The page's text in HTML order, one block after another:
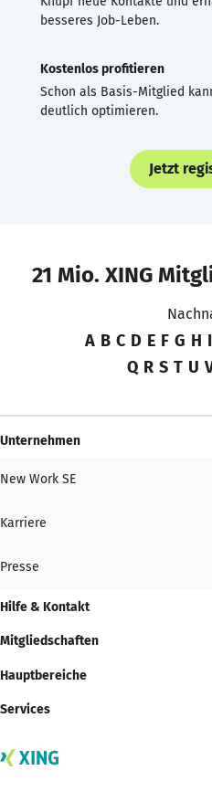
besseres Job-Leben.
Kostenlos profitieren
Schon als Basis-Mitglied
deutlich optimieren.
Jetzt
21 Mio. XING
A B C D E F G H I
Q R S T U
Unternehmen
New Work SE
Karriere
Presse
Hilfe & Kontakt
Mitgliedschaften
Hauptbereiche
Services